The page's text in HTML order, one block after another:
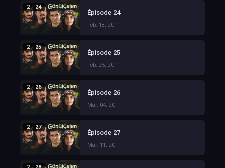
2 - 24
Épisode 24
Feb. 18, 2011
2 - 25
Épisode 25
Feb. 25, 2011
2 - 26
Épisode 26
Mar. 04, 2011
2 - 27
Épisode 27
Mar. 11, 2011